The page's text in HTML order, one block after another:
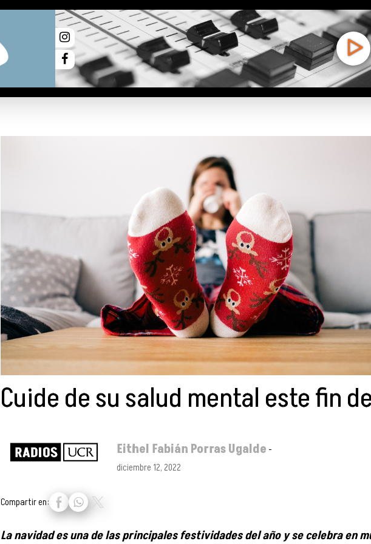
Cuide de su salud mental este fin
Eithel Fabián Porras Ugalde -
diciembre 12, 2022
Compartir en:
La navidad es una de las principales festividades del año y se celebra en